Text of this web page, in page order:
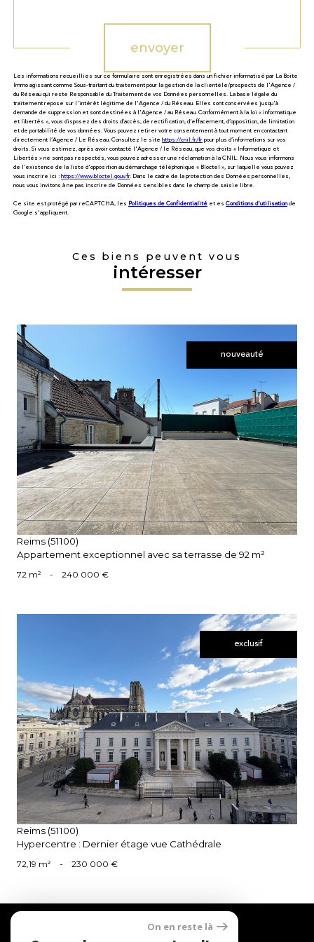
envoyer
Les informations recueillies sur ce formulaire sont enregistrées dans un fichier informatisé par La Boite
Immo agissant comme Sous-traitant du traitement pour la gestion de la clientèle/prospects de l'Agence /
du Réseau qui reste Responsable du Traitement de vos Données personnelles. La base légale du
traitement repose sur l'intérêt légitime de l'Agence / du Réseau. Elles sont conservées jusqu'à
demande de suppression et sont destinées à l'Agence / au Réseau. Conformément à la loi « informatique
et libertés », vous disposez des droits d’accès, de rectification, d’effacement, d’opposition, de limitation
et de portabilité de vos données. Vous pouvez retirer votre consentement à tout moment en contactant
directement l’Agence / Le Réseau. Consultez le site https://cnil.fr/frpour plus d’informations sur vos
droits. Si vous estimez, après avoir contacté l'Agence / le Réseau, que vos droits « Informatique et
Libertés » ne sont pas respectés, vous pouvez adresser une réclamation à la CNIL. Nous vous informons
de l’existence de la liste d'opposition au démarchage téléphonique « Bloctel », sur laquelle vous pouvez
vous inscrire ici :https://www.bloctel.gouv.fr. Dans le cadre de la protection des Données personnelles,
nous vous invitons à ne pas inscrire de Données sensibles dans le champ de saisie libre.
Ce site est protégé par reCAPTCHA, les Politiques de Confidentialité et es Conditions d'utilisationde
Google s'appliquent.
Ces biens peuvent vous
intéresser
nouveauté
voir le bien
Reims (51100)
Appartement exceptionnel avec sa terrasse de 92 m²
72 m² - 240 000 €
exclusif
voir le bien
Reims (51100)
Hypercentre : Dernier étage vue Cathédrale
72,19 m² - 230 000 €
suivre
On en reste là